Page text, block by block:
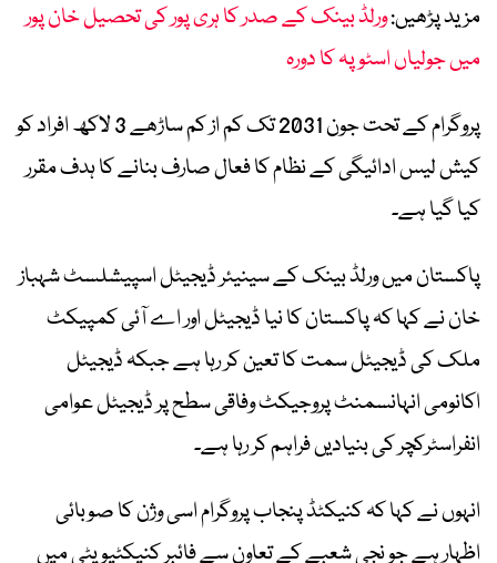
مزید پڑھیں:ورلڈ بینک کے صدر کا ہری پور کی تحصیل خان پور
میں جولیاں اسٹوپہ کا دورہ
پروگرام کے تحت جون 2031 تک کم از کم ساڑھے 3 لاکھ افراد کو
کیش لیس ادائیگی کے نظام کا فعال صارف بنانے کا ہدف مقرر
کیا گیا ہے۔
پاکستان میں ورلڈ بینک کے سینیئر ڈیجیٹل اسپیشلسٹ شہباز
خان نے کہا کہ پاکستان کا نیا ڈیجیٹل اور اے آئی کمپیکٹ
ملک کی ڈیجیٹل سمت کا تعین کر رہا ہے جبکہ ڈیجیٹل
اکانومی انہانسمنٹ پروجیکٹ وفاقی سطح پر ڈیجیٹل عوامی
انفراسٹرکچر کی بنیادیں فراہم کر رہا ہے۔
انہوں نے کہا کہ کنیکٹڈ پنجاب پروگرام اسی وژن کا صوبائی
اظہار ہے جو نجی شعبے کے تعاون سے فائبر کنیکٹیویٹی میں